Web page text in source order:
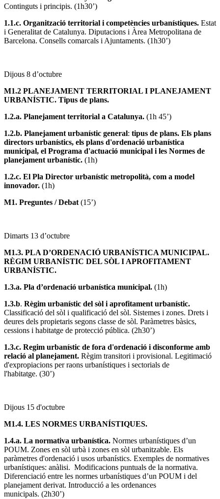
Continguts i principis. (1h30’)
1.1.c. Organització territorial i competències urbanístiques. Estat
i Generalitat de Catalunya. Diputacions i Àrea Metropolitana de
Barcelona. Consells comarcals i Ajuntaments. (1h30’)
Dijous 8 d’octubre
M1.2 PLANEJAMENT TERRITORIAL I PLANEJAMENT
URBANÍSTIC. Tipus de plans.
1.2.a. Planejament territorial a Catalunya. (1h 45’)
1.2.b. Planejament urbanístic general: tipus de plans. Els plans
directors urbanístics, els plans d'ordenació urbanística
municipal, el Programa d'actuació municipal i les Normes de
planejament urbanístic. (1h)
1.2.c. El Pla Director urbanístic metropolità, com a model
innovador. (1h)
M1. Preguntes / Debat (15’)
Dimarts 13 d’octubre
M1.3. PLA D’ORDENACIÓ URBANÍSTICA MUNICIPAL.
RÈGIM URBANÍSTIC DEL SÒL I APROFITAMENT
URBANÍSTIC.
1.3.a. Pla d’ordenació urbanística municipal. (1h)
1.3.b. Règim urbanístic del sòl i aprofitament urbanístic.
Classificació del sòl i qualificació del sòl. Sistemes i zones. Drets i
deures dels propietaris segons classe de sòl. Paràmetres bàsics,
cessions i habitatge de protecció pública. (2h30’)
1.3.c. Regim urbanístic de fora d'ordenació i disconforme amb
relació al planejament. Règim transitori i provisional. Legitimació
d'expropiacions per raons urbanístiques i sectorials de
l'habitatge. (30’)
Dijous 15 d'octubre
M1.4. LES NORMES URBANÍSTIQUES.
1.4.a. La normativa urbanística. Normes urbanístiques d’un
POUM. Zones en sòl urbà i zones en sòl urbanitzable. Els
paràmetres d'ordenació i usos urbanístics. Exemples de normatives
urbanístiques: anàlisi. Modificacions puntuals de la normativa.
Diferenciació entre les normes urbanístiques d’un POUM i del
planejament derivat. Introducció a les ordenances
municipals. (2h30’)